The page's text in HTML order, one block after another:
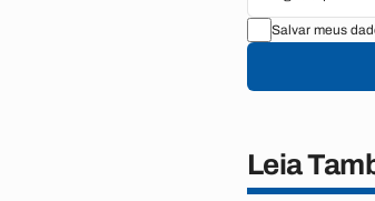
Salvar meus
Leia